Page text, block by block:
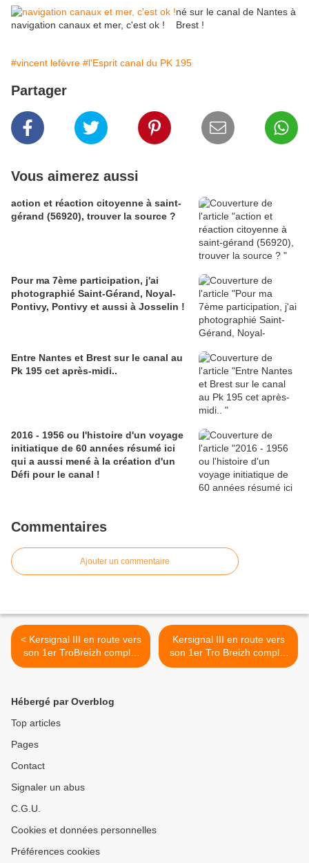
navigation canaux et mer, c'est ok !
né sur le canal de Nantes à
Brest !
#vincent lefèvre #l'Esprit canal du PK 195
Partager
Vous aimerez aussi
action et réaction citoyenne à saint-
gérand (56920), trouver la source ?
Pour ma 7ème participation, j'ai
photographié Saint-Gérand, Noyal-
Pontivy, Pontivy et aussi à Josselin !
Entre Nantes et Brest sur le canal au
Pk 195 cet après-midi..
2016 - 1956 ou l'histoire d'un voyage
initiatique de 60 années résumé ici
qui a aussi mené à la création d'un
Défi pour le canal !
Commentaires
Ajouter un commentaire
< Kersignal III en route vers
son 1er TroBreizh complet
pour promouvoir l'Esprit
Kersignal III en route vers
son 1er Tro Breizh complet
pour promouvoir l'Esprit
Hébergé par Overblog
Top articles
Pages
Contact
Signaler un abus
C.G.U.
Cookies et données personnelles
Préférences cookies